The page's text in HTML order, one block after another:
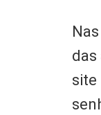
das
site